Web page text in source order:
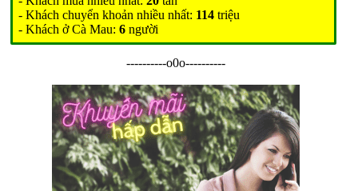
- Khách chuyển khoản nhiều nhất: 114 triệu
- Khách ở Cà Mau:6 người
----------o0o----------